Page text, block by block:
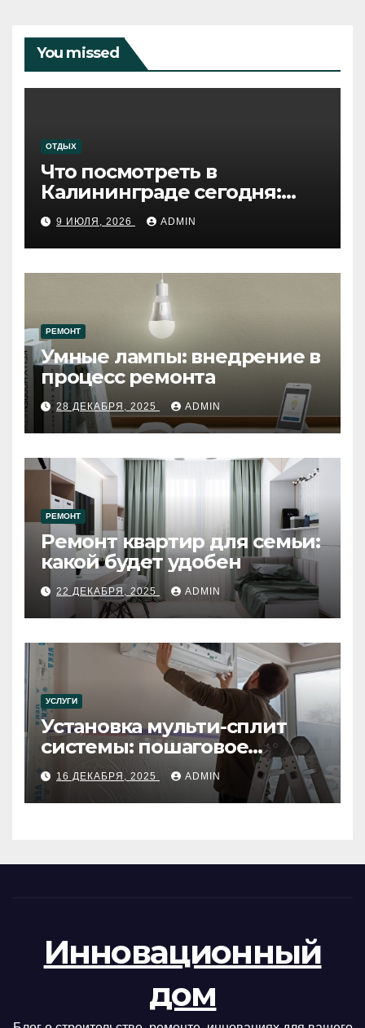
You missed
ОТДЫХ
Что посмотреть в
Калининграде сегодня:
путеводитель по самому
западному городу России
9 ИЮЛЯ, 2026 ADMIN
РЕМОНТ
Умные лампы: внедрение в
процесс ремонта
28 ДЕКАБРЯ, 2025 ADMIN
РЕМОНТ
Ремонт квартир для семьи:
какой будет удобен
22 ДЕКАБРЯ, 2025 ADMIN
УСЛУГИ
Установка мульти-сплит
системы: пошаговое
руководство
16 ДЕКАБРЯ, 2025 ADMIN
Инновационный
дом